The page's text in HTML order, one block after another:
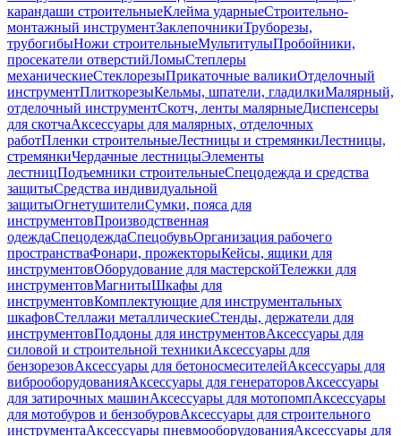
карандаши строительныеКлейма ударныеСтроительно-
монтажный инструментЗаклепочникиТруборезы,
трубогибыНожи строительныеМультитулыПробойники,
просекатели отверстийЛомыСтеплеры
механическиеСтеклорезыПрикаточные валикиОтделочный
инструментПлиткорезыКельмы, шпатели, гладилкиМалярный,
отделочный инструментСкотч, ленты малярныеДиспенсеры
для скотчаАксессуары для малярных, отделочных
работПленки строительныеЛестницы и стремянкиЛестницы,
стремянкиЧердачные лестницыЭлементы
лестницПодъемники строительныеСпецодежда и средства
защитыСредства индивидуальной
защитыОгнетушителиСумки, пояса для
инструментовПроизводственная
одеждаСпецодеждаСпецобувьОрганизация рабочего
пространстваФонари, прожекторыКейсы, ящики для
инструментовОборудование для мастерскойТележки для
инструментовМагнитыШкафы для
инструментовКомплектующие для инструментальных
шкафовСтеллажи металлическиеСтенды, держатели для
инструментовПоддоны для инструментовАксессуары для
силовой и строительной техникиАксессуары для
бензорезовАксессуары для бетоносмесителейАксессуары для
виброоборудованияАксессуары для генераторовАксессуары
для затирочных машинАксессуары для мотопомпАксессуары
для мотобуров и бензобуровАксессуары для строительного
инструментаАксессуары пневмооборудованияАксессуары для